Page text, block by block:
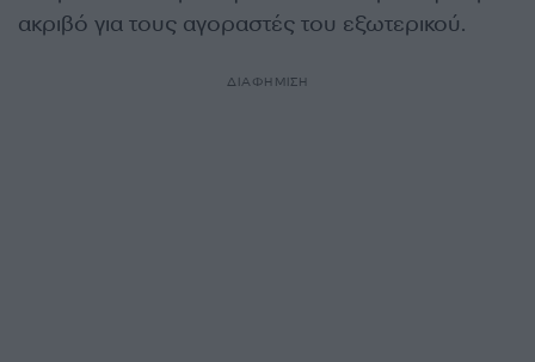
ακριβό για τους αγοραστές του εξωτερικού.
ΔΙΑΦΗΜΙΣΗ